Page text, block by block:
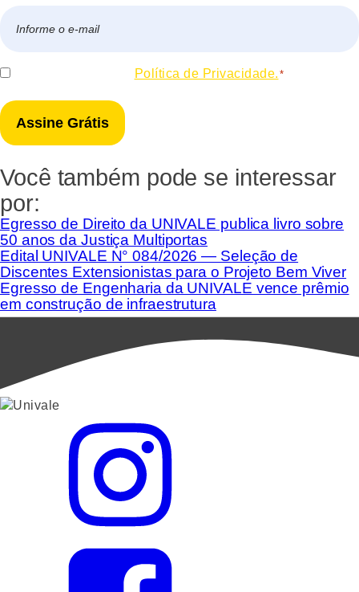
mail
Consentir Política de Privacidade. *
Você também pode se interessar
por:
Egresso de Direito da UNIVALE publica livro sobre
50 anos da Justiça Multiportas
Edital UNIVALE N° 084/2026 — Seleção de
Discentes Extensionistas para o Projeto Bem Viver
Egresso de Engenharia da UNIVALE vence prêmio
em construção de infraestrutura